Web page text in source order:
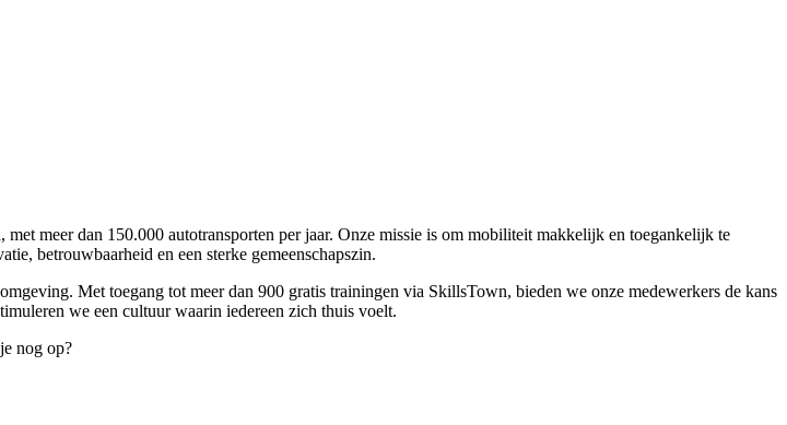
meer dan 150.000 autotransporten per jaar. Onze missie is om mobiliteit makkelijk en toegankelijk te
betrouwbaarheid en een sterke gemeenschapszin.
Met toegang tot meer dan 900 gratis trainingen via SkillsTown, bieden we onze medewerkers de kans
we een cultuur waarin iedereen zich thuis voelt.
nog op?